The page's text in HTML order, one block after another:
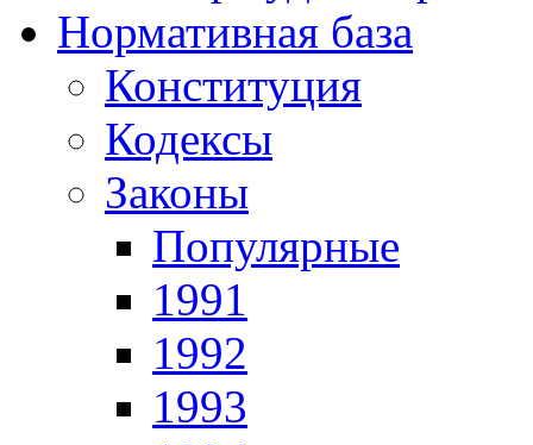
Нормативная база
Конституция
Кодексы
Законы
Популярные
1991
1992
1993